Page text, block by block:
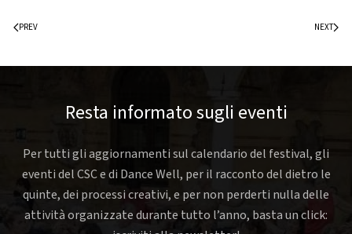
PREV NEXT
Resta informato sugli eventi
Per tutti gli aggiornamenti sul calendario del festival, gli
eventi del CSC e di Dance Well, per il racconto del dietro le
quinte, dei processi creativi, e per non perderti nulla delle
attività organizzate durante tutto l’anno, basta un click: